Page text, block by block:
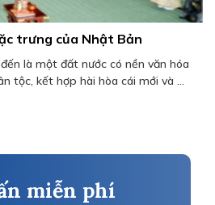
trưng của Nhật Bản
là một đất nước có nền văn hóa
tộc, kết hợp hài hòa cái mới và ...
miễn phí